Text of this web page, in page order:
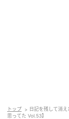
トップ
日記を残して消
思ってた Vol.53】